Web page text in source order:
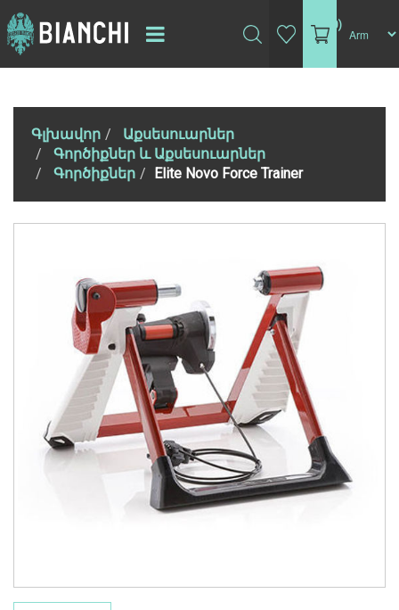
(0)
Գլխավոր
Աքսեսուարներ
Գործիքներ և Աքսեսուարներ
Գործիքներ
Elite Novo Force Trainer